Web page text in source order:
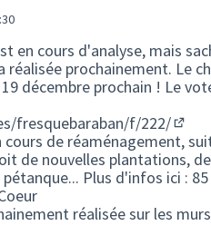
en cours d'analyse, mais
réalisée prochainement. Le
décembre prochain ! Le
fresquebaraban/f/222/
de réaménagement,
de nouvelles plantations,
Plus d'infos ici :
réalisée sur les